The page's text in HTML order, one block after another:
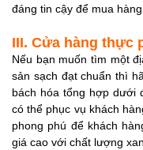
đáng tin cậy để mua
III. Cửa hàng thực
Nếu bạn muốn tìm một
sản sạch đạt chuẩn thì
bách hóa tổng hợp dưới
có thể phục vụ khách
phong phú để khách
giá cao với chất lượng